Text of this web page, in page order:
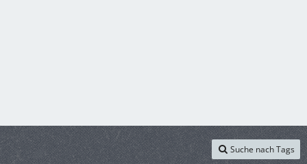
Suche nach Tags